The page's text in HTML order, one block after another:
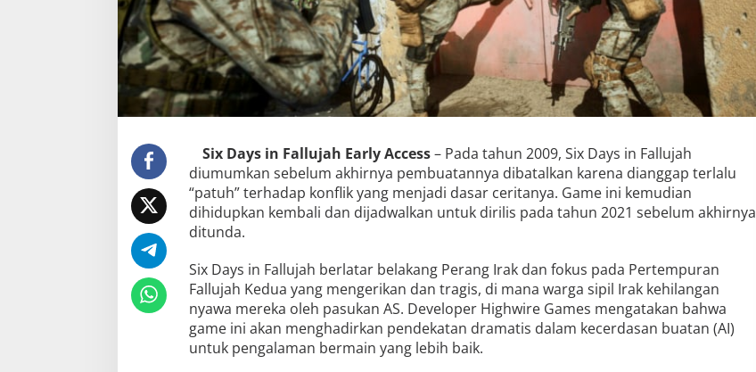
Six Days in Fallujah Early Access– Pada tahun 2009, Six Days in Fallujah
diumumkan sebelum akhirnya pembuatannya dibatalkan karena dianggap terlalu
“patuh” terhadap konflik yang menjadi dasar ceritanya. Game ini kemudian
dihidupkan kembali dan dijadwalkan untuk dirilis pada tahun 2021 sebelum akhirnya
ditunda.
Six Days in Fallujah berlatar belakang Perang Irak dan fokus pada Pertempuran
Fallujah Kedua yang mengerikan dan tragis, di mana warga sipil Irak kehilangan
nyawa mereka oleh pasukan AS. Developer Highwire Games mengatakan bahwa
game ini akan menghadirkan pendekatan dramatis dalam kecerdasan buatan (AI)
untuk pengalaman bermain yang lebih baik.